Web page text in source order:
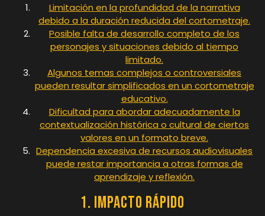
Limitación en la profundidad de la narrativa
debido a la duración reducida del cortometraje.
Posible falta de desarrollo completo de los
personajes y situaciones debido al tiempo
limitado.
Algunos temas complejos o controversiales
pueden resultar simplificados en un cortometraje
educativo.
Dificultad para abordar adecuadamente la
contextualización histórica o cultural de ciertos
valores en un formato breve.
Dependencia excesiva de recursos audiovisuales
puede restar importancia a otras formas de
aprendizaje y reflexión.
1. Impacto rápido